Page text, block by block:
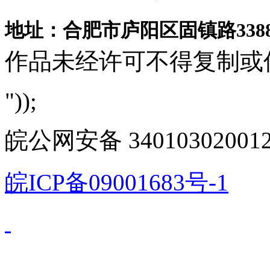
地址：合肥市庐阳区固镇路
作品未经许可不得复制或
"));
皖公网安备
皖ICP备09001683号-1